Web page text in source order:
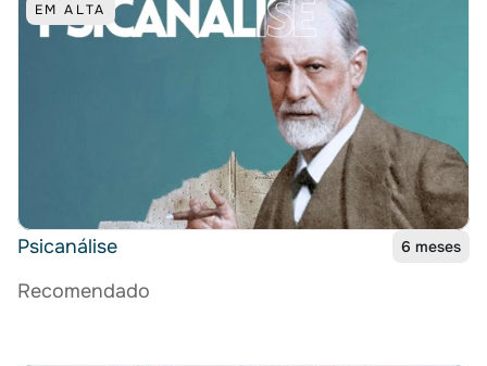
EM ALTA
Psicanálise 6 meses
Recomendado